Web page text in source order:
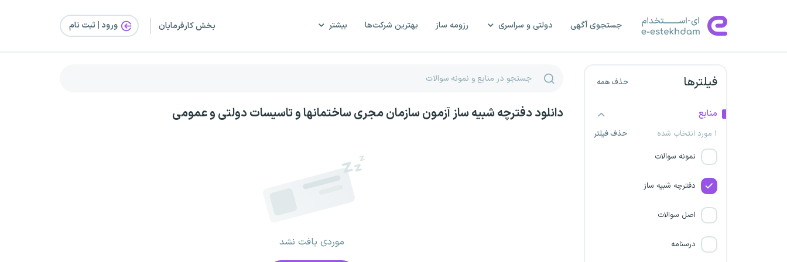
جستجوی آگهی دولتی و سراسری رزومه ساز بهترین شرکت‌ها بیشتر بخش کارفرمایان ورود | ثبت‌ نام
فیلترها حذف همه
منابع
۱ مورد انتخاب شده
حذف فیلتر
نمونه سوالات
دفترچه شبیه ساز
اصل سوالات
درسنامه
اداره کل پست ایران
شرکت فولاد جهان آرا اروند
مرکز ملی رقابت
حمایت از مصرف کنندگان و
تولید کنندگان
دانلود دفترچه شبیه ساز آزمون سازمان مجری ساختمانها و تاسیسات دولتی و عمومی
موردی یافت نشد